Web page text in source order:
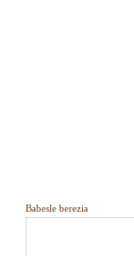
Babesle berezia